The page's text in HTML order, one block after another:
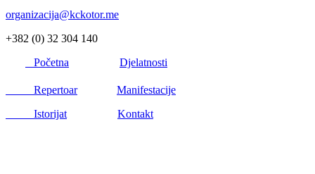
organizacija@kckotor.me
+382 (0) 32 304 140
Početna
Djelatnosti
Repertoar
Manifestacije
Istorijat
Kontakt